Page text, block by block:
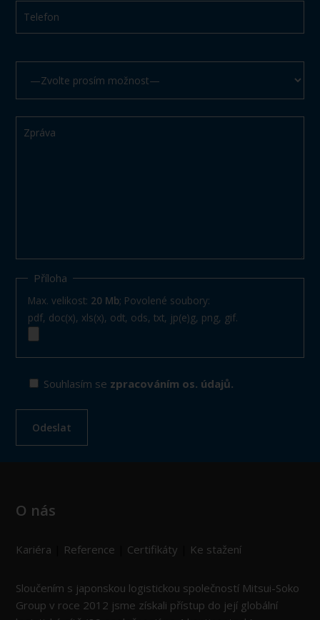
Příloha
Max. velikost: 20 Mb; Povolené soubory:
pdf, doc(x), xls(x), odt, ods, txt, jp(e)g, png, gif.
Souhlasím se zpracováním os. údajů.
O nás
Kariéra Reference Certifikáty Ke stažení
Sloučením s japonskou logistickou společností Mitsui-Soko
Group v roce 2012 jsme získali přístup do její globální